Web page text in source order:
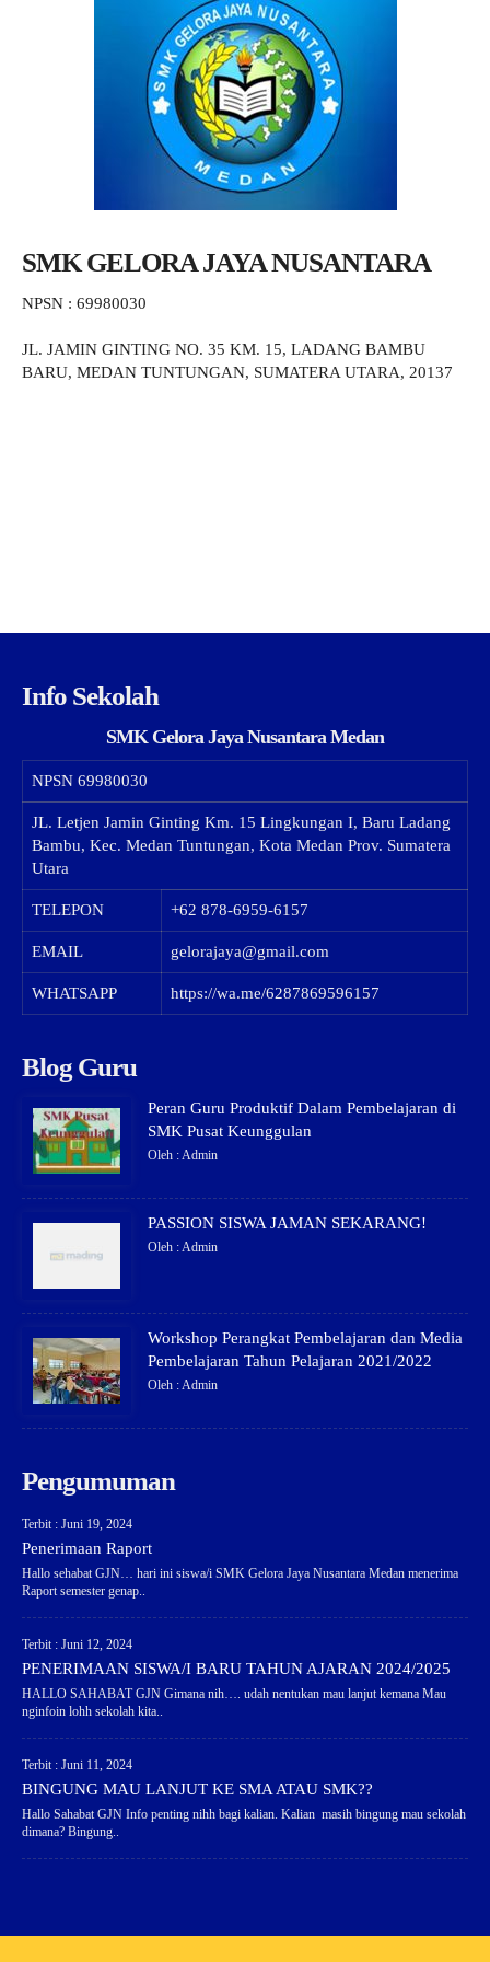
SMK GELORA JAYA NUSANTARA
NPSN : 69980030
JL. JAMIN GINTING NO. 35 KM. 15, LADANG BAMBU
BARU, MEDAN TUNTUNGAN, SUMATERA UTARA, 20137
Info Sekolah
SMK Gelora Jaya Nusantara Medan
NPSN 69980030
JL. Letjen Jamin Ginting Km. 15 Lingkungan I, Baru Ladang
Bambu, Kec. Medan Tuntungan, Kota Medan Prov. Sumatera
Utara
TELEPON +62 878-6959-6157
EMAIL gelorajaya@gmail.com
WHATSAPP https://wa.me/6287869596157
Blog Guru
Peran Guru Produktif Dalam Pembelajaran di
SMK Pusat Keunggulan
Oleh : Admin
PASSION SISWA JAMAN SEKARANG!
Oleh : Admin
Workshop Perangkat Pembelajaran dan Media
Pembelajaran Tahun Pelajaran 2021/2022
Oleh : Admin
Pengumuman
Terbit : Juni 19, 2024
Penerimaan Raport
Hallo sehabat GJN… hari ini siswa/i SMK Gelora Jaya Nusantara Medan menerima
Raport semester genap..
Terbit : Juni 12, 2024
PENERIMAAN SISWA/I BARU TAHUN AJARAN 2024/2025
HALLO SAHABAT GJN Gimana nih…. udah nentukan mau lanjut kemana Mau
nginfoin lohh sekolah kita..
Terbit : Juni 11, 2024
BINGUNG MAU LANJUT KE SMA ATAU SMK??
Hallo Sahabat GJN Info penting nihh bagi kalian. Kalian masih bingung mau sekolah
dimana? Bingung..